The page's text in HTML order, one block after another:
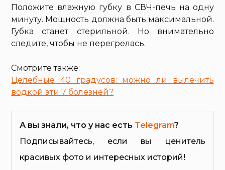
Положите влажную губку в СВЧ-печь на одну
минуту. Мощность должна быть максимальной.
Губка станет стерильной. Но внимательно
следите, чтобы не перегрелась.
Смотрите также:
Целебные 40 градусов: можно ли вылечить
водкой эти 7 болезней?
А вы знали, что у нас есть Telegram?
Подписывайтесь, если вы ценитель
красивых фото и интересных историй!